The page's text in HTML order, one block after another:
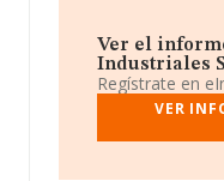
Ver el
Industriales
Regístrate en
VER